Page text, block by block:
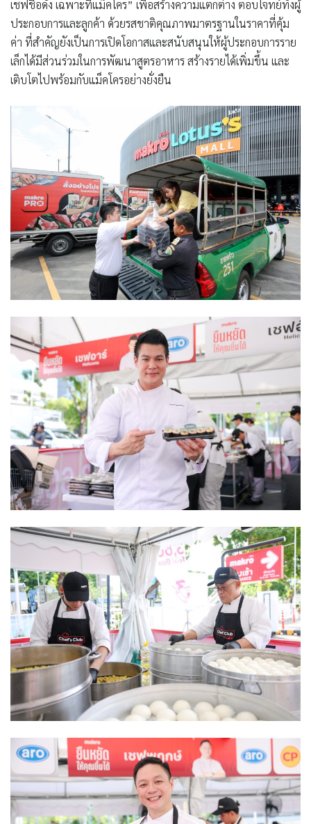
เชฟชื่อดัง เฉพาะที่แม็คโคร” เพื่อสร้างความแตกต่าง ตอบโจทย์ทั้งผู้
ประกอบการและลูกค้า ด้วยรสชาติคุณภาพมาตรฐานในราคาที่คุ้ม
ค่า ที่สำคัญยังเป็นการเปิดโอกาสและสนับสนุนให้ผู้ประกอบการราย
เล็กได้มีส่วนร่วมในการพัฒนาสูตรอาหาร สร้างรายได้เพิ่มขึ้น และ
เติบโตไปพร้อมกับแม็คโครอย่างยั่งยืน